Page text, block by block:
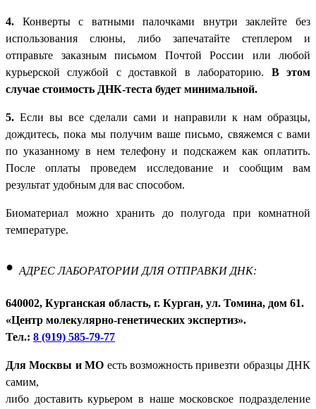
4. Конверты с ватными палочками внутри заклейте без
использования слюны, либо запечатайте степлером и
отправьте заказным письмом Почтой России или любой
курьерской службой с доставкой в лабораторию. В этом
случае стоимость ДНК-теста будет минимальной.
5. Если вы все сделали сами и направили к нам образцы,
дождитесь, пока мы получим ваше письмо, свяжемся с вами
по указанному в нем телефону и подскажем как оплатить.
После оплаты проведем исследование и сообщим вам
результат удобным для вас способом.
Биоматериал можно хранить до полугода при комнатной
температуре.
• АДРЕС ЛАБОРАТОРИИ ДЛЯ ОТПРАВКИ ДНК:
640002, Курганская область, г. Курган, ул. Томина, дом 61.
«Центр молекулярно-генетических экспертиз».
Тел.: 8 (919) 585-79-77
Для Москвы и МО есть возможность привезти образцы ДНК
самим,
либо доставить курьером в наше московское подразделение